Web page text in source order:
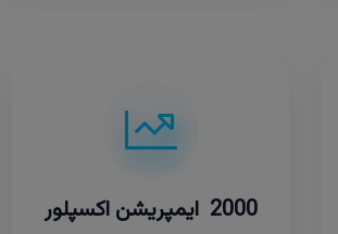
2000 ایمپریشن اکسپلور